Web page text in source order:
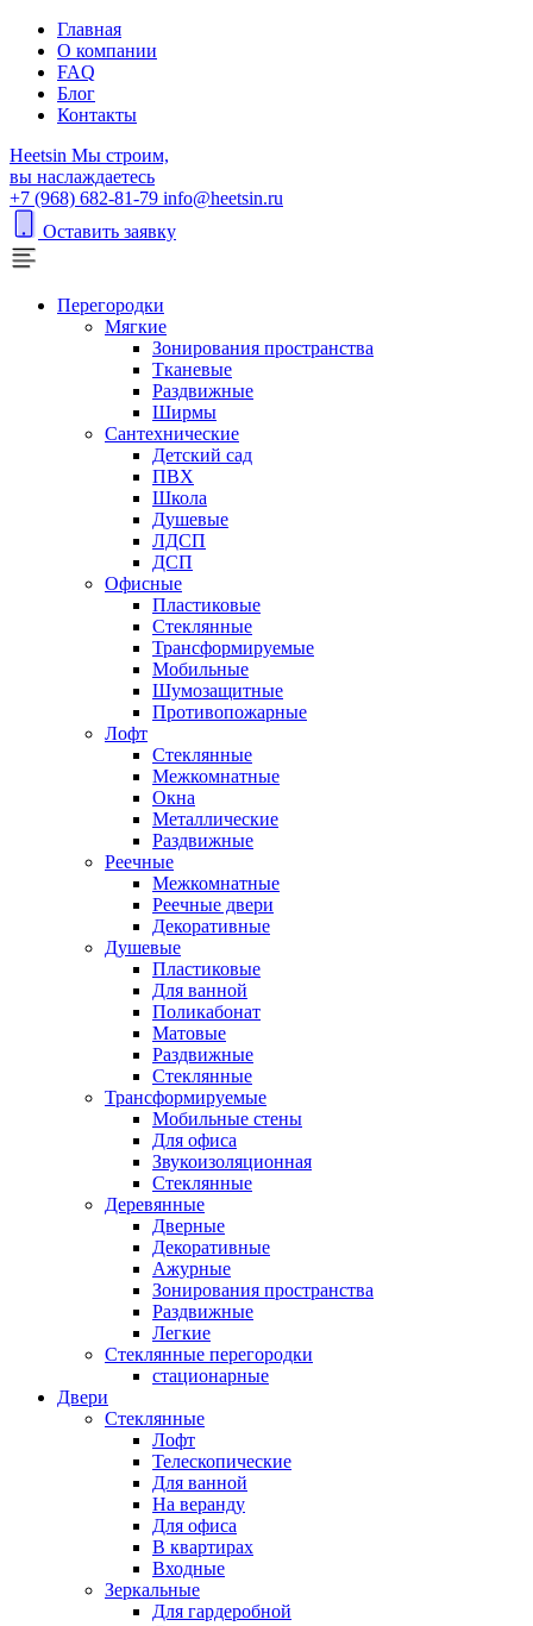
Главная
О компании
FAQ
Блог
Контакты
Heetsin Мы строим,
вы наслаждаетесь
+7 (968) 682-81-79 info@heetsin.ru
Оставить заявку
Перегородки
Мягкие
Зонирования пространства
Тканевые
Раздвижные
Ширмы
Сантехнические
Детский сад
ПВХ
Школа
Душевые
ЛДСП
ДСП
Офисные
Пластиковые
Стеклянные
Трансформируемые
Мобильные
Шумозащитные
Противопожарные
Лофт
Стеклянные
Межкомнатные
Окна
Металлические
Раздвижные
Реечные
Межкомнатные
Реечные двери
Декоративные
Душевые
Пластиковые
Для ванной
Поликабонат
Матовые
Раздвижные
Стеклянные
Трансформируемые
Мобильные стены
Для офиса
Звукоизоляционная
Стеклянные
Деревянные
Дверные
Декоративные
Ажурные
Зонирования пространства
Раздвижные
Легкие
Стеклянные перегородки
стационарные
Двери
Стеклянные
Лофт
Телескопические
Для ванной
На веранду
Для офиса
В квартирах
Входные
Зеркальные
Для гардеробной